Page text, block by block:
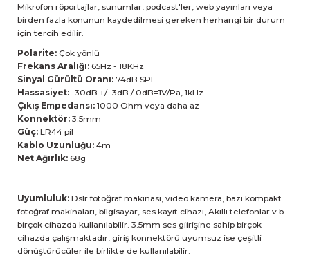
Mikrofon röportajlar, sunumlar, podcast'ler, web yayınları veya
birden fazla konunun kaydedilmesi gereken herhangi bir durum
için tercih edilir.
Polarite: Çok yönlü
Frekans Aralığı: 65Hz - 18KHz
Sinyal Gürültü Oranı: 74dB SPL
Hassasiyet: -30dB +/- 3dB / 0dB=1V/Pa, 1kHz
Çıkış Empedansı: 1000 Ohm veya daha az
Konnektör: 3.5mm
Güç: LR44 pil
Kablo Uzunluğu: 4m
Net Ağırlık: 68g
Uyumluluk: Dslr fotoğraf makinası, video kamera, bazı kompakt
fotoğraf makinaları, bilgisayar, ses kayıt cihazı, Akıllı telefonlar v.b
birçok cihazda kullanılabilir. 3.5mm ses giirişine sahip birçok
cihazda çalışmaktadır, giriş konnektörü uyumsuz ise çeşitli
dönüştürücüler ile birlikte de kullanılabilir.